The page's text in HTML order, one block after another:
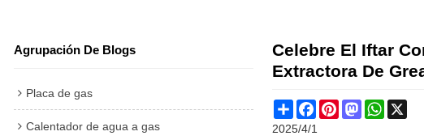
Agrupación De Blogs
Placa de gas
Calentador de agua a gas
Celebre El Iftar
Extractora De
ShareFacebook
PinterestMastodon
2025/4/1